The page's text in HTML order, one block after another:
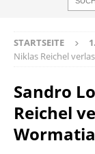
STARTSEITE
Niklas Reichel
Sandro
Reichel
Wormatia